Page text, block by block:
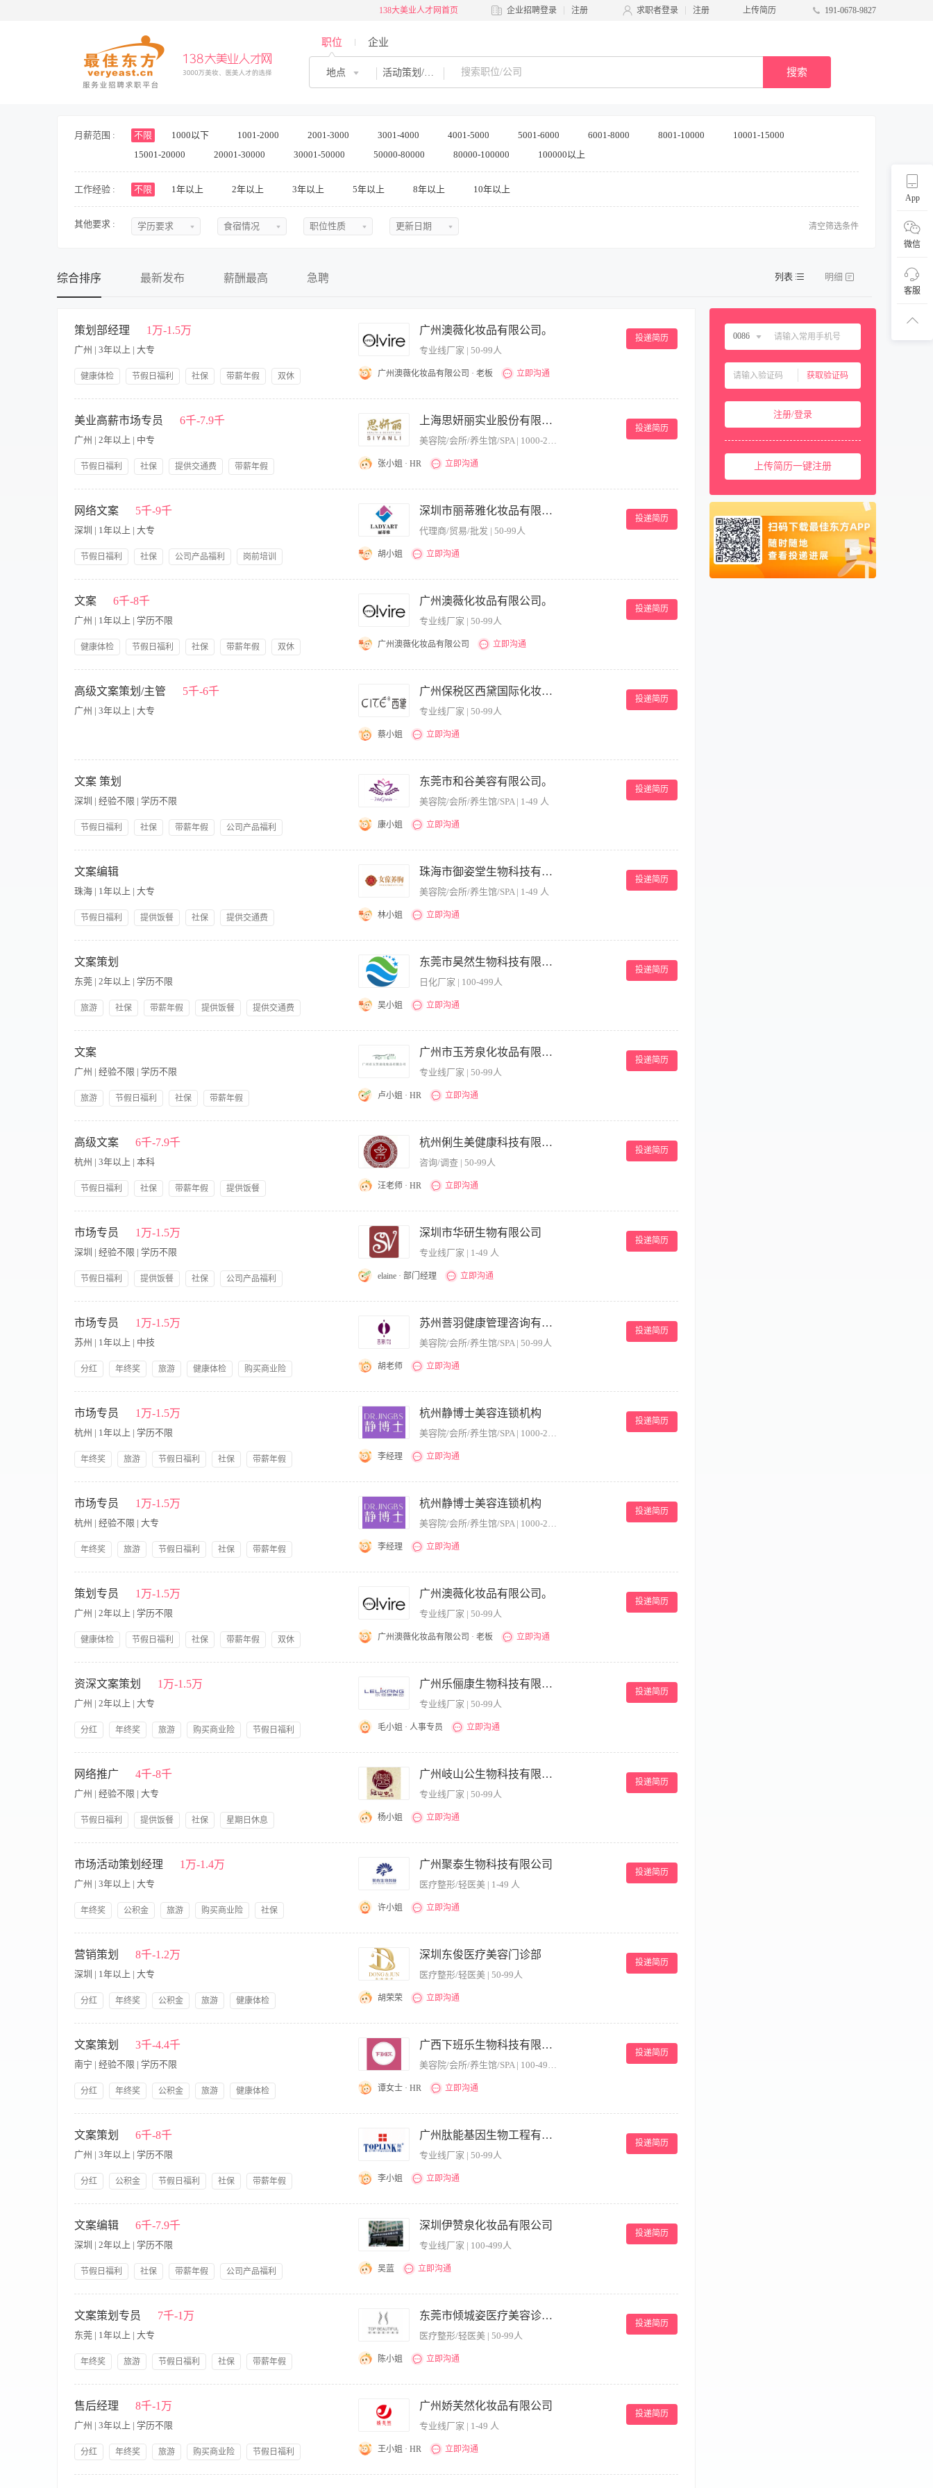
138大美业人才网首页 企业招聘登录 注册 求职者登录 注册 上传简历 191-0678-9827
职位 企业
地点 活动策划/文案策划 搜索
App
扫码
微信
客服
月薪范围 : 不限 1000以下 1001-2000 2001-3000 3001-4000 4001-5000 5001-6000 6001-8000 8001-10000
10001-15000
15001-20000
20001-30000 30001-50000 50000-80000 80000-100000 100000以上
工作经验 : 不限 1年以上 2年以上 3年以上 5年以上 8年以上 10年以上
其他要求 : 学历要求
初中
中技
高中
大专
本科
硕士
食宿情况
提供食宿
食宿面议
职位性质
全职
更新日期
近五天
近一周
近两周
近一月
近二月
清空筛选条件
综合排序 最新发布 薪酬最高 急聘
策划部经理 1万-1.5万
广州 | 3年以上 | 大专
健康体检 节假日福利 社保 带薪年假
双休
广州澳薇化妆品有限公司。
专业线厂家 | 50-99人
投递简历
广州澳薇化妆品有限公司 · 老板 立即沟通
册、项目手册、详情页、公众号推文、促销方案、终端执行模板、执行物料文案 - 参与公司大会的筹备、执行，并执笔撰写会议文件：大会执行案、文宣物料文案、
方案政策等 要求： - 熟悉美业或有新零售/微商宣传推广经验 - 擅长撰写销售推文，并产生一定销售转化率 - 积极参与公司政策方案的制定和讨论，有上进心敢提建设
性意见 - 能够并愿意接受高强度的工作，把压力转换成动力。
美业高薪市场专员 6千-7.9千
广州 | 2年以上 | 中专
节假日福利 社保 提供交通费
带薪年假
上海思妍丽实业股份有限公司
美容院/会所/养生馆/SPA | 1000-2000人
投递简历
张小姐 · HR 立即沟通
划及执行。； 3、洽谈，发掘有效的线下宣传活动与广告方案； 4、有效的线上广告宣传活动，并自行组织软文内容进行实时线上网络宣传； 5、及时了解美容行业市
场调研，了解竞争品牌相关活动内容； 6、策划、组织及落实执行品牌推广活动； 7、异业渠道的业务拓展，推广宣传拓展。 岗位要求： 1、2年以上市场渠道开拓及
客户销售工作经验，熟悉美容市场行业动态； 2、具备优秀谈判技巧和交际沟通能力； 3、高度责任心和敬业精神，能承受工作压力；
网络文案 5千-9千
深圳 | 1年以上 | 大专
节假日福利 社保 公司产品福利
岗前培训
深圳市丽蒂雅化妆品有限公司
代理商/贸易/批发 | 50-99人
投递简历
胡小姐 立即沟通
求 1、中文、网络营销类专业，大专以上学历 ； 2、思路清晰，理解及创意能力强，文笔佳 ； 3、扎实的文字功底，擅长写作，具有优秀的语言表达能力 ； 4、能独
立撰写产品推广文字； 5、推广专员，主要负责软文编写，在各大论坛发帖、推广、宣传；
文案 6千-8千
广州 | 1年以上 | 学历不限
健康体检 节假日福利 社保 带薪年假
双休
广州澳薇化妆品有限公司。
专业线厂家 | 50-99人
投递简历
广州澳薇化妆品有限公司 立即沟通
容方案等； 4.负责撰写有关品牌及产品形象的文字及通稿，挖掘产品亮点与卖点。 岗位要求: 1、1年以上策划文案工作经验优先； 2、文字、书面表达能力出众； 3、
高级文案策划/主管 5千-6千
广州 | 3年以上 | 大专
广州保税区西黛国际化妆品有限公司。
专业线厂家 | 50-99人
投递简历
蔡小姐 立即沟通
广策划。 3.落实企业文化、公司品牌及形象的市场执行工作 4.企业网站的建设、维护及日常更新和微信推广 5.企业文化档案资料管理 任职要求： １.25岁以上，中
文、新闻、广告或相关专业大专以上学历 ２.一年以上化妆品行业策划工作经验，有较强的文字功底、活动策划能力及大型会议协助统筹经验； 3.会PS软件,懂简单设
计; 4.具敏锐的时尚洞察力和创新意识，对产品开发有一定的了解、有网站建设及维护经懂、懂剪辑者优先。 5.对工作充满热情，责任心强，具有良好的沟通协调能力
与团队合作精神
文案 策划
深圳 | 经验不限 | 学历不限
节假日福利 社保 带薪年假
公司产品福利
东莞市和谷美容有限公司。
美容院/会所/养生馆/SPA | 1-49 人
投递简历
康小姐 立即沟通
新媒体传播渠道的文案策划、推广文案策划等 4.熟悉图像的处理、图文排版、文章撰写 5.负责公司宣传册的编辑和撰写 6.思维活跃，反应灵敏，服从安排 任职资格:具
有大专以上学历，具有良好的语言表达能力，对工作认真负责 工作时间:大小周休息 早上9:30—12:00 下午13:30—18:0
文案编辑
珠海 | 1年以上 | 大专
节假日福利 提供饭餐 社保
提供交通费
珠海市御姿堂生物科技有限公司。
美容院/会所/养生馆/SPA | 1-49 人
投递简历
林小姐 立即沟通
脑打字和资料搜集； 3、良好的语言表达能力及一定的理解能力，独特的视角，新颖、开阔的创意思维，能胜任团队性的思考与工作，踏实，敬业。 4、文笔流畅，
思维敏捷，有一定的文字功底与策划分析能力； 岗位职责 1、负责微信平台，广告宣传等文字内容的维护与更新； 2、具备成熟的文案功底，有极强的文案执行能
力，独立撰写编辑相关内容专题； 3、负责行业信息的收集及信息平台的规划，研究市场的宏观方面的信息，包含市场动态、竞品动向； 4、负责撰写活动策划、推
广方案，参与设计活动创意与策划，确保创意想法符合项目目标； 5、提炼、构思产品卖点并形成完整思路和方案。
文案策划
东莞 | 2年以上 | 学历不限
旅游 社保 带薪年假 提供饭餐
提供交通费
东莞市昊然生物科技有限公司。
日化厂家 | 100-499人
投递简历
吴小姐 立即沟通
立撰写方案的能力； 3、熟悉市场推广、品牌策划、活动策划的整个流程的优先； 4、具备较强的组织控制能力，思路敏捷，表达能力强 5，能独立运营及管理企业微
信公众号； 6、具有微信公众号的内容更新、人群聚焦、话题发起、吸粉管理等工作经验；
文案
广州 | 经验不限 | 学历不限
旅游 节假日福利 社保
带薪年假
广州市玉芳泉化妆品有限公司
专业线厂家 | 50-99人
投递简历
卢小姐 · HR 立即沟通
职责： 1.负责营销推广文案撰写和推广实施； 2.能独立撰写各种宣传资料、产品手册、公司内刊等相关文字； 3.负责微信平台的内容选取、编辑、发布、推广； 4.根
据时事热点撰写与品牌相关的、对网站及产品进行软文推广宣传； 5.协助公司各类宣传策划方案的设计和撰写； 6.撰写产品包装文案，为品牌、产品赋予故事； 7.撰
写产品文案，挖掘和提炼精准卖点，并作创意阐述，完整表述产品所有细节；
高级文案 6千-7.9千
杭州 | 3年以上 | 本科
节假日福利 社保 带薪年假
提供饭餐
杭州俐生美健康科技有限公司
咨询/调查 | 50-99人
投递简历
汪老师 · HR 立即沟通
询的及时编写发布 相关会议组织策划和流程编写 职位要求： 1、文笔新锐，三年以上媒体运作或策划顾问公司经验，具有独立工作经验及一定选题策划，有策划能力
市场专员 1万-1.5万
深圳 | 经验不限 | 学历不限
节假日福利 提供饭餐 社保
公司产品福利
深圳市华研生物有限公司
专业线厂家 | 1-49 人
投递简历
elaine · 部门经理 立即沟通
供全面的解决方案； 3、协调公司内部资源，提高客户满意度，执行公司的各项销售政策，并完成销售目标； 4、负责客户关系的维护及后期的跟踪 岗位要求： 1、中
专以上学历，市场营销等相关专业，性格开朗，抗压力强，对工作有激情，擅长挑战高薪工作； 2、反应敏捷，较强的市场洞察力、表达能力和执行力； 3、有医美行
业市场开拓工作经验或在美容及医院市场工作经验者优先 岗位待遇: 1、成熟培训，多元化晋升机会，透明公正公开的考核制度，广阔的发展空间； 2、3500-4000底薪
＋提成＋福利＋奖金＋出差补助＋国内外旅游＋优秀员工表彰活动，综合月薪8000——10000以上； 3、享有法定节假日，社会保险，带薪年假，节日及生日福利；
4、公司关注员工的发展，为每个层级的员工制定了发展规划，多方向发展； 5、积极向上的企业氛围，快乐工作，快乐生活。
市场专员 1万-1.5万
苏州 | 1年以上 | 中技
分红 年终奖 旅游 健康体检
购买商业险
苏州菩羽健康管理咨询有限公司
美容院/会所/养生馆/SPA | 50-99人
投递简历
胡老师 立即沟通
文字功底深厚扎实，熟悉化妆品方案策划，逻辑性清强； 2、具备创新思维能力，具备优秀的团队意识和较强的合作能力。
市场专员 1万-1.5万
杭州 | 1年以上 | 学历不限
年终奖 旅游 节假日福利 社保
带薪年假
杭州静博士美容连锁机构
美容院/会所/养生馆/SPA | 1000-2000人
投递简历
李经理 立即沟通
售签单； 4、快速晋升通道，一到两年就可以拥有自己的销售团队，让更多人为你创造财富； 5、只要你够努力上进，你想在这座城市获得的，这里都会有！ 期待你
的加入，如果你对我们感兴趣对自己也足够自信，有兴趣和我们聊聊，请发简历至：243133708@qq.com 1、主要通过电话、辅助网络开发客户（公司提供方法和工
具） 2、销售“喜报”软件给客户并做好协调工作 3、经营老客户，持续销售产品 任职要求： 1、一年以上销售经验、对美容行业有一定了解者优先； 2、具备良好的沟
通能力，能够与客户深入沟通，理解客户需求，并能够提供针对性的解决方案； 3、具有独立拓展客户的意识或能力； 4、工作积极主动，具有吃苦耐劳的精神，判断
意识敏锐，对组织忠诚； 5、口语及文字表达能力强，有互联网软件销售相关从业者、及电话销售相关训练者优先。
市场专员 1万-1.5万
杭州 | 经验不限 | 大专
年终奖 旅游 节假日福利 社保
带薪年假
杭州静博士美容连锁机构
美容院/会所/养生馆/SPA | 1000-2000人
投递简历
李经理 立即沟通
维护老客户及重要客户 3.保持所有团购重点客户的联络、沟通、并定期拜访，做好客户资料信息。 岗位要求： 1.20-35岁，大专以上学历 2.有责任心，敬业，工作认
真负责，能吃苦耐劳； 3.1年以上礼品团购销售行业内的渠道销售或者大客户销售的工作经验； 4.具备从事团购礼品大客户直销的成功经验者或者有客户资源和团购客
户资源者优先考虑 5.可接受优秀应届毕业生
策划专员 1万-1.5万
广州 | 2年以上 | 学历不限
健康体检 节假日福利 社保 带薪年假
双休
广州澳薇化妆品有限公司。
专业线厂家 | 50-99人
投递简历
广州澳薇化妆品有限公司 · 老板 立即沟通
传资料：品牌手册、项目手册、详情页、公众号推文、促销方案、终端执行模板、执行物料文案 - 参与公司大会的筹备、执行，并执笔撰写会议文件：大会执行案、
文宣物料文案、方案政策等 要求： - 熟悉美业或有新零售/微商宣传推广经验 - 擅长撰写销售推文，并产生一定销售转化率 - 积极参与公司政策方案的制定和讨论，有
上进心敢提建设性意见 - 能够并愿意接受高强度的工作，把压力转换成动力。
资深文案策划 1万-1.5万
广州 | 2年以上 | 大专
分红 年终奖 旅游 购买商业险
节假日福利
广州乐俪康生物科技有限公司
专业线厂家 | 50-99人
投递简历
毛小姐 · 人事专员 立即沟通
作：品牌故事、品牌简介、产品文案、采访稿等； 4、负责公司的官网、微信公众号、抖音、小红书等媒体的内容策划； 任职要求： 1、大专或以上学历，汉语文
学、新闻媒体相关专业； 2、三年或以上美容行业文案编写、策划工作经验； 3、具备良好的文字撰写能力、有创新意识。 备注：应聘时请带上过往的策划方案及作
品?。 ?? 甲方公司，朝九晚六，享受法定假期，加班少，地铁站附近，甲级写字楼环境好，工作氛围轻松，领导nice！乐俪康欢迎您的加入！
网络推广 4千-8千
广州 | 经验不限 | 大专
节假日福利 提供饭餐 社保
星期日休息
广州岐山公生物科技有限公司
专业线厂家 | 50-99人
投递简历
杨小姐 立即沟通
断优化关键词、创意及页面； 2、 对广告数据进行监控，对广告创意表现进行数据分析与总结，并不断优化推广效果； 3、 独立完成账户管理、账户优化、数据分
析、报告反馈； 4、 根据销售目标达成情况，调整账户各项指标，达到ROI最大化。
市场活动策划经理 1万-1.4万
广州 | 3年以上 | 大专
年终奖 公积金 旅游 购买商业险
社保
广州聚泰生物科技有限公司
医疗整形/轻医美 | 1-49 人
投递简历
许小姐 立即沟通
划和大型营销活动等; 3、撰写项目、品牌形象、企业文化、市场活动等相关推广文案; 4、与公司各业务部门进行跨部门协作，主动挖掘业务部门的需求，协助完成其
他公共关系及品牌相关事宜。 【任职资格】 1、大专及以上学历，市场营销、广告、新闻、中文等相关专业优先; 2、有高端仪器项目策划经验优先，有大型营销活动
经验优先; 3、熟练掌握PPT制作，具有创新能力，文字功底强。
营销策划 8千-1.2万
深圳 | 1年以上 | 大专
分红 年终奖 公积金 旅游
健康体检
深圳东俊医疗美容门诊部
医疗整形/轻医美 | 50-99人
投递简历
胡荣荣 立即沟通
助上级完成其他相关工作。 岗位要求： 1、大专以上学历，广告、策划、文字类相关专业优先； 2、一年以上医美文案策划工作经验，较强的创意能力，文字功底深
厚，擅长软文、广告、活动策划案的撰写； 3、敏锐的市场洞察力，能迅速捕捉项目亮点和产品卖点进行营销推广。
文案策划 3千-4.4千
南宁 | 经验不限 | 学历不限
分红 年终奖 公积金 旅游
健康体检
广西下班乐生物科技有限公司
美容院/会所/养生馆/SPA | 100-499人
投递简历
谭女士 · HR 立即沟通
文案撰写，独立完成各项文案及相关文字工作; 4、负责项目推广执行涉及的相关软文及配图文案的撰写; 5、为各项活动提供强有力的文案支持，能出色展现策略点的
精髓。 任职要求： 1、具备独立撰写相关市场策划、营销策划方案的能力; 2、具有较强的策略性、创造性，较强的语言掌控能力及较好的文字功底; 3、创意能力强、
思维敏捷、善于沟通、具有良好的语言表达能力; 4、市场营销学、广告学等相关专业尤佳。 工作时间：早上9:00-12:00 下午14:00-18:00 单休
文案策划 6千-8千
广州 | 3年以上 | 学历不限
分红 公积金 节假日福利 社保
带薪年假
广州肽能基因生物工程有限公司
专业线厂家 | 50-99人
投递简历
李小姐 立即沟通
文字工作； 4、负责项目推广执行涉及的相关软文及配图文案的撰写； 任职资格 1、具备独立撰写相关市场策划、营销策划方案的能力； 2、了解产品定位及推广、活
动策划等行业运作环节及流程； 3、具有较强的策略性、创造性，较强的语言掌控能力及较好的文字功底； 4、对品牌推广及管理有较强的执行能力； 5、创意能力
强、思维敏捷、善于沟通、具有良好的语言表达能力； 6、市场营销学、广告学等相关专业尤佳； 7、有微信公众号运营经验、化妆品文案策划优先； 8、优秀应届毕
业生亦可。 要求：中文系本科毕业生
文案编辑 6千-7.9千
深圳 | 2年以上 | 学历不限
节假日福利 社保 带薪年假
公司产品福利
深圳伊赞泉化妆品有限公司
专业线厂家 | 100-499人
投递简历
吴蓝 立即沟通
平台比较了解，思维活跃，有良好的沟通能力； 对新媒体运营、品牌推广、网络营销等有所了解； 优秀的理解能力、学习能力和适应能力以及团队精神，能承受一定
工作压力。 岗位职责： 协助公司进行各类推广文案以及宣传资料的撰写； 负责公司自媒体平台微信、微博等文案内容的撰写（包括伪原创、原创等）； 负责新媒体
软文和广告资料的搜集与整理； 协助公司进行各类宣传策划方案的设计和撰写； 负责公司各类促销文案、宣传新闻稿件的撰写。 3、有很强的工作责任心。工作时
间：
文案策划专员 7千-1万
东莞 | 1年以上 | 大专
年终奖 旅游 节假日福利 社保
带薪年假
东莞市倾城姿医疗美容诊所有限公司。
医疗整形/轻医美 | 50-99人
投递简历
陈小姐 立即沟通
闻稿、产品说明书等文案撰写； 3、协助完成展会、促销、活动等营销活动策划工作，招商等文案的撰写； 4、参与活动前期筹备（如与供应商沟通、与场地方谈判，
准备及分发物料）； 5、负责项目各类文件、数据和照片的汇总、整理，生成报表报告。 任职要求： 1、大专及以上学历，市场营销、广告、公关等相关专业优先；
2、3年及以上相关工作经历，1年以上医美行业从业经验； 3、具备创新能力和敏锐度优秀的活动策划和组织执行能力； 4、良好的色彩运用能力、构图能力。
售后经理 8千-1万
广州 | 3年以上 | 学历不限
分红 年终奖 旅游 购买商业险
节假日福利
广州娇芙然化妆品有限公司
专业线厂家 | 1-49 人
投递简历
王小姐 · HR 立即沟通
列表 明细
0086
获取验证码
注册/登录
上传简历一键注册
中国大陆 0086
中国澳门 00853
西班牙
泰国 0066
柬埔寨 00855
00971